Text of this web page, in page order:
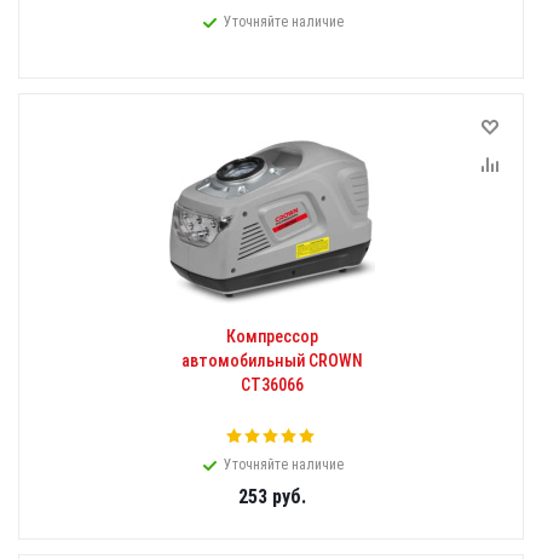
Уточняйте наличие
Компрессор
автомобильный CROWN
CT36066
Уточняйте наличие
253руб.